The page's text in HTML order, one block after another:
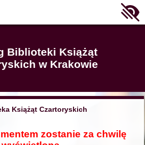
Biblioteki Książąt
w Krakowie
Książąt Czartoryskich
zostanie za chwilę